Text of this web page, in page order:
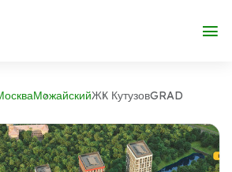
МожайскийЖК КутузовGRAD